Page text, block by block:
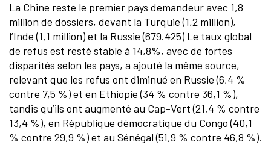
La Chine reste le premier pays demandeur avec 1,8
million de dossiers, devant la Turquie (1,2 million),
l’Inde (1,1 million) et la Russie (679.425) Le taux global
de refus est resté stable à 14,8%, avec de fortes
disparités selon les pays, a ajouté la même source,
relevant que les refus ont diminué en Russie (6,4 %
contre 7,5 %) et en Ethiopie (34 % contre 36,1 %),
tandis qu’ils ont augmenté au Cap-Vert (21,4 % contre
13,4 %), en République démocratique du Congo (40,1
% contre 29,9 %) et au Sénégal (51,9 % contre 46,8 %).